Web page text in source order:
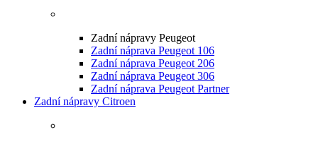
Zadní nápravy Peugeot
Zadní náprava Peugeot 106
Zadní náprava Peugeot 206
Zadní náprava Peugeot 306
Zadní náprava Peugeot Partner
Zadní nápravy Citroen